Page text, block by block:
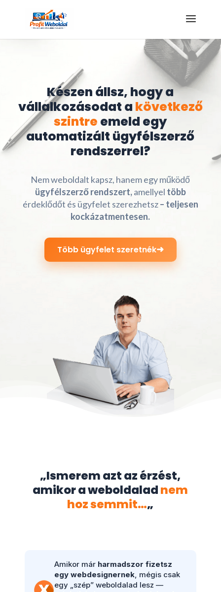
Készen állsz, hogy a
vállalkozásodat a következő
szintre emeld egy
automatizált ügyfélszerző
rendszerrel?
Nem weboldalt kapsz, hanem egy működő
ügyfélszerző rendszert,amellyel több
érdeklődőt és ügyfelet szerezhetsz– teljesen
kockázatmentesen.
Több ügyfelet szeretnék➜
„Ismerem azt az érzést,
amikor a weboldaladnem
hoz semmit…„
Amikor már harmadszor fizetsz
egy webdesignernek, mégis csak
egy „szép” weboldalad lesz —